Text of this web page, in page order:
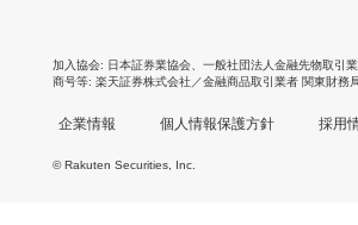
加入協会 日本証券業協会 一般社団法人金融先物取引
商号等 楽天証券株式会社／金融商品取引業者 関東財務
企業情報 個人情報保護方針 採用
© Rakuten Securities, Inc.